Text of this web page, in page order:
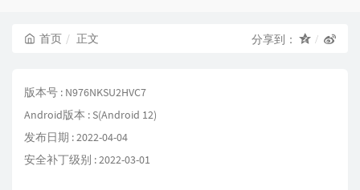
首页 正文 分享到：
版本号 : N976NKSU2HVC7
Android版本 : S(Android 12)
发布日期 : 2022-04-04
安全补丁级别 : 2022-03-01